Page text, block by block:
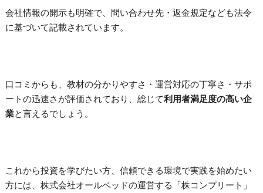
会社情報の開示も明確で、問い合わせ先・返金規定なども法令
に基づいて記載されています。
口コミからも、教材の分かりやすさ・運営対応の丁寧さ・サポ
ートの迅速さが評価されており、総じて利用者満足度の高い企
業と言えるでしょう。
これから投資を学びたい方、信頼できる環境で実践を始めたい
方には、株式会社オールベッドの運営する「株コンプリート」